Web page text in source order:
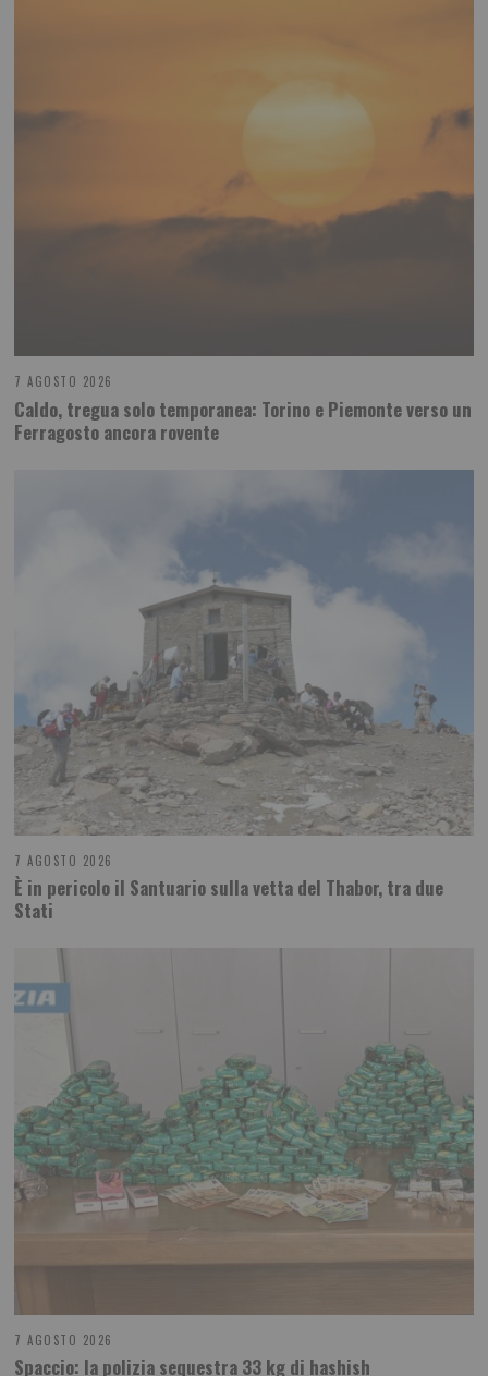
7 AGOSTO 2026
Caldo, tregua solo temporanea: Torino e Piemonte verso un
Ferragosto ancora rovente
7 AGOSTO 2026
È in pericolo il Santuario sulla vetta del Thabor, tra due
Stati
7 AGOSTO 2026
Spaccio: la polizia sequestra 33 kg di hashish